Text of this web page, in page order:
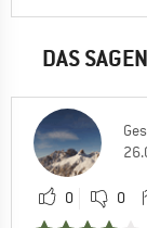
DAS
0 0